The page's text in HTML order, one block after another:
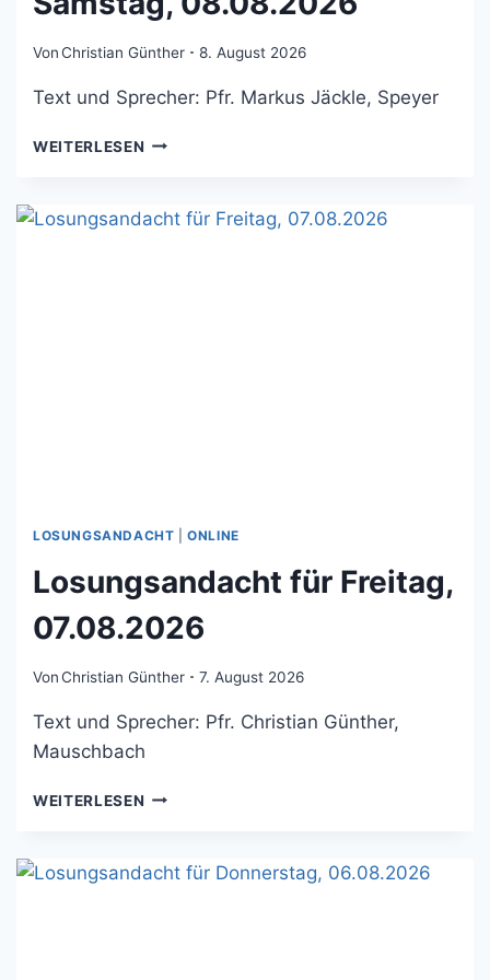
VonChristian Günther 8. August 2026
Text und Sprecher: Pfr. Markus Jäckle, Speyer
WEITERLESEN LOSUNGSANDACHT
08.08.2026
LOSUNGSANDACHT |ONLINE
Losungsandacht für Freitag,
07.08.2026
VonChristian Günther 7. August 2026
Text und Sprecher: Pfr. Christian Günther,
Mauschbach
WEITERLESEN LOSUNGSANDACHT
07.08.2026